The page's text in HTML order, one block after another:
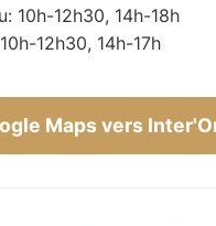
10h-12h30, 14h-18h
12h30, 14h-17h
Maps vers